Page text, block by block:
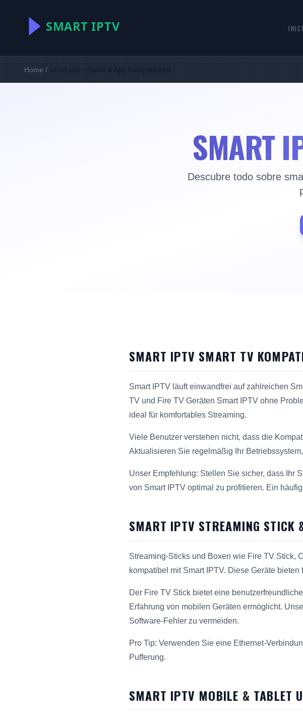
Home / smart iptv - Gerät & App Kompatibilität
SMART
Descubre todo sobre
SMART IPTV SMART TV
Smart IPTV läuft einwandfrei auf zahlreichen
TV und Fire TV Geräten Smart IPTV ohne
ideal für komfortables Streaming.
Viele Benutzer verstehen nicht, dass die
Aktualisieren Sie regelmäßig Ihr
Unser Empfehlung: Stellen Sie sicher, dass Ihr
von Smart IPTV optimal zu profitieren. Ein
SMART IPTV STREAMING STICK
Streaming-Sticks und Boxen wie Fire TV Stick,
kompatibel mit Smart IPTV. Diese Geräte
Der Fire TV Stick bietet eine
Erfahrung von mobilen Geräten ermöglicht.
Software-Fehler zu vermeiden.
Pro Tip: Verwenden Sie eine Ethernet-
Pufferung.
SMART IPTV MOBILE & TABLET